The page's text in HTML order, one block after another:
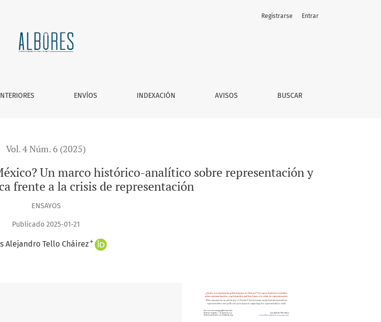
analítico sobre representación y participación política frente a la crisis de representación
ENVÍOS INDEXACIÓN AVISOS BUSCAR
Registrarse Entrar
Vol. 4 Núm. 6 (2025)
Un marco histórico-analítico sobre representación y
frente a la crisis de representación
ENSAYOS
Publicado 2025-01-21
Alejandro Tello Cháirez+